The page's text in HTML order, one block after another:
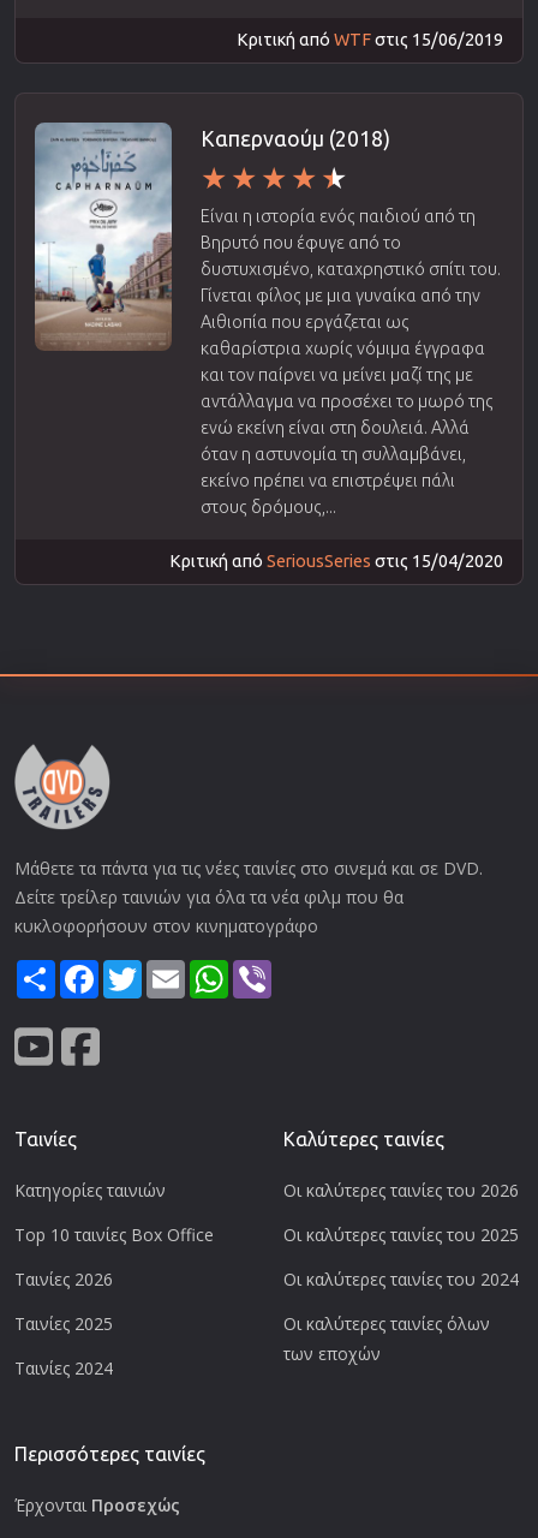
Κριτική από WTFστις 15/06/2019
Καπερναούμ (2018)
Είναι η ιστορία ενός παιδιού από τη
Βηρυτό που έφυγε από το
δυστυχισμένο, καταχρηστικό σπίτι του.
Γίνεται φίλος με μια γυναίκα από την
Αιθιοπία που εργάζεται ως
καθαρίστρια χωρίς νόμιμα έγγραφα
και τον παίρνει να μείνει μαζί της με
αντάλλαγμα να προσέχει το μωρό της
ενώ εκείνη είναι στη δουλειά. Αλλά
όταν η αστυνομία τη συλλαμβάνει,
εκείνο πρέπει να επιστρέψει πάλι
στους δρόμους,...
Κριτική από SeriousSeries στις 15/04/2020
Μάθετε τα πάντα για τις νέες ταινίες στο σινεμά και σε DVD.
Δείτε τρείλερ ταινιών για όλα τα νέα φιλμ που θα
κυκλοφορήσουν στον κινηματογράφο
ShareFacebook
TwitterEmail WhatsApp
Ταινίες
Κατηγορίες ταινιών
Top 10 ταινίες Box Office
Ταινίες 2026
Ταινίες 2025
Ταινίες 2024
Καλύτερες ταινίες
Οι καλύτερες ταινίες του 2026
Οι καλύτερες ταινίες του 2025
Οι καλύτερες ταινίες του 2024
Οι καλύτερες ταινίες όλων
των εποχών
Περισσότερες ταινίες
Έρχονται Προσεχώς